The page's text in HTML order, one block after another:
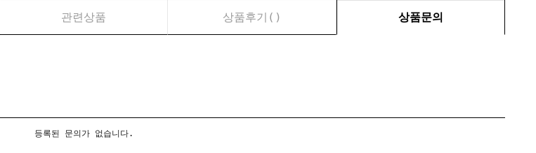
관련상품 상품후기( ) 상품문의
등록된 문의가 없습니다.